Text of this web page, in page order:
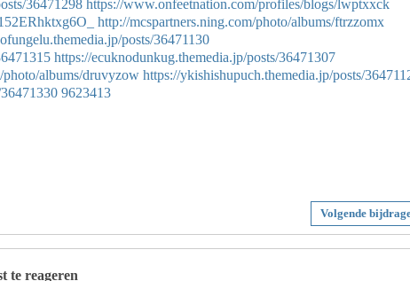
36471298 https://www.onfeetnation.com/profiles/blogs/lwptxxck
http://mcspartners.ning.com/photo/albums/ftrzzomx
posts/36471130
https://ecuknodunkug.themedia.jp/posts/36471307
albums/druvyzow https://ykishishupuch.themedia.jp/posts/
9623413
Volgende
te reageren